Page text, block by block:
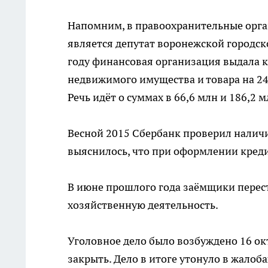
Напомним, в правоохранительные
является депутат воронежской
году финансовая организация выдала
недвижимого имущества и товара на
Речь идёт о суммах в 66,6 млн и 186,2
Весной 2015 Сбербанк проверил
выяснилось, что при оформлении
В июне прошлого года заёмщики
хозяйственную деятельность.
Уголовное дело было возбуждено 16
закрыть. Дело в итоге утонуло в